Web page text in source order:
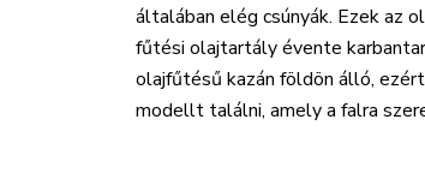
általában elég csúnyák. Ezek az
fűtési olajtartály évente
olajfűtésű kazán földön álló,
modellt találni, amely a falra